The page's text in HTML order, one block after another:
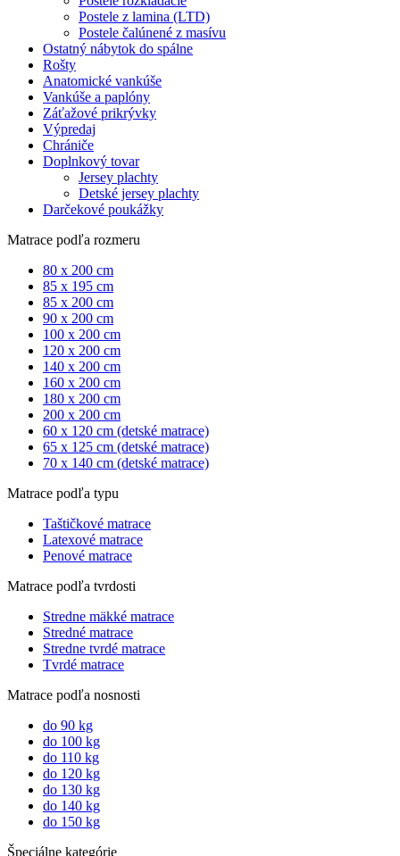
Postele z lamina (LTD)
Postele čalúnené z masívu
Ostatný nábytok do spálne
Rošty
Anatomické vankúše
Vankúše a paplóny
Záťažové prikrývky
Výpredaj
Chrániče
Doplnkový tovar
Jersey plachty
Detské jersey plachty
Darčekové poukážky
Matrace podľa rozmeru
80 x 200 cm
85 x 195 cm
85 x 200 cm
90 x 200 cm
100 x 200 cm
120 x 200 cm
140 x 200 cm
160 x 200 cm
180 x 200 cm
200 x 200 cm
60 x 120 cm (detské matrace)
65 x 125 cm (detské matrace)
70 x 140 cm (detské matrace)
Matrace podľa typu
Taštičkové matrace
Latexové matrace
Penové matrace
Matrace podľa tvrdosti
Stredne mäkké matrace
Stredné matrace
Stredne tvrdé matrace
Tvrdé matrace
Matrace podľa nosnosti
do 90 kg
do 100 kg
do 110 kg
do 120 kg
do 130 kg
do 140 kg
do 150 kg
Špeciálne kategórie